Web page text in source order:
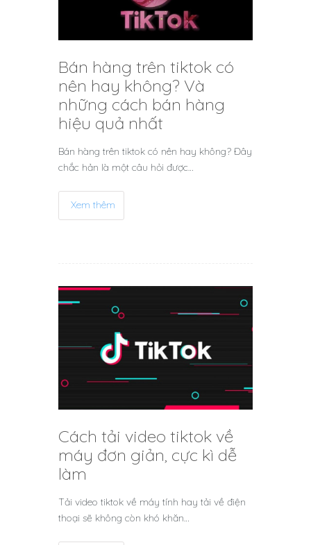
Bán hàng trên tiktok có
nên hay không? Và
những cách bán hàng
hiệu quả nhất
Bán hàng trên tiktok có nên hay không? Đây
chắc hản là một câu hỏi được…
Xem thêm
Cách tải video tiktok về
máy đơn giản, cực kì dễ
làm
Tải video tiktok về máy tính hay tải về điện
thoại sẽ không còn khó khăn…